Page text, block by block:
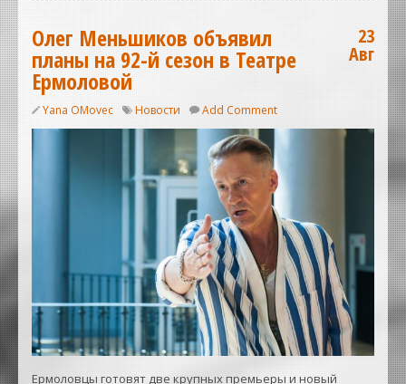
Олег Меньшиков объявил
планы на 92-й сезон в Театре
Ермоловой
Yana OMovec Новости Add Comment
23
Авг
Ермоловцы готовят две крупных премьеры и новый